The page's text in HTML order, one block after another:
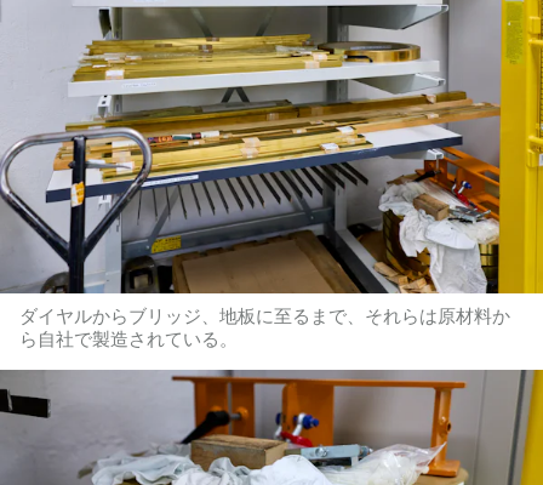
ダイヤルからブリッジ、地板に至るまで、それらは原材料か
ら自社で製造されている。